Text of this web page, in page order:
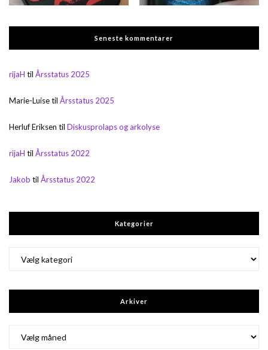
Seneste kommentarer
rijaH til Årsstatus 2025
Marie-Luisetil Årsstatus 2025
Herluf Eriksen til Diskusprolaps og arkolyse
rijaH til Årsstatus 2022
Jakob til Årsstatus 2022
Kategorier
Arkiver